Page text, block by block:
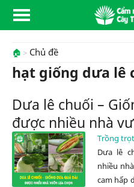
🏠 Chủ đề
hạt giống dưa lê
Dưa lê chuối –
được nhiều nhà
Trồng
Dưa lê
nhiều
cam hấp